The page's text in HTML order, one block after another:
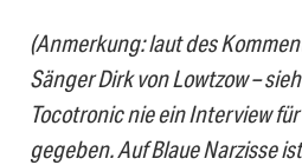
(Anmerkung: laut des
Sänger Dirk von Lowtzow –
Tocotronic nie ein Interview
gegeben. Auf Blaue Narzisse